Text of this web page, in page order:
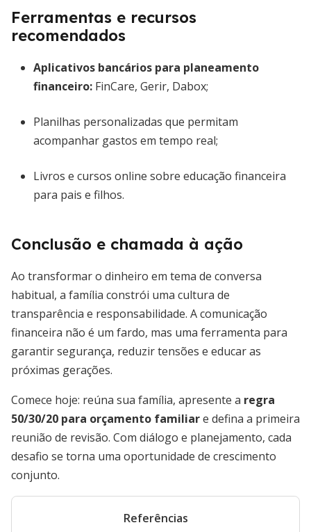
Ferramentas e recursos
recomendados
Aplicativos bancários para planeamento
financeiro: FinCare, Gerir, Dabox;
Planilhas personalizadas que permitam
acompanhar gastos em tempo real;
Livros e cursos online sobre educação financeira
para pais e filhos.
Conclusão e chamada à ação
Ao transformar o dinheiro em tema de conversa
habitual, a família constrói uma cultura de
transparência e responsabilidade. A comunicação
financeira não é um fardo, mas uma ferramenta para
garantir segurança, reduzir tensões e educar as
próximas gerações.
Comece hoje: reúna sua família, apresente a regra
50/30/20 para orçamento familiare defina a primeira
reunião de revisão. Com diálogo e planejamento, cada
desafio se torna uma oportunidade de crescimento
conjunto.
Referências